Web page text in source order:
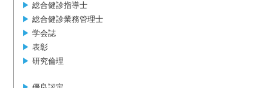
▶︎ 総合健診指導士
▶︎ 総合健診業務管理士
▶︎ 学会誌
▶︎ 表彰
▶︎ 研究倫理